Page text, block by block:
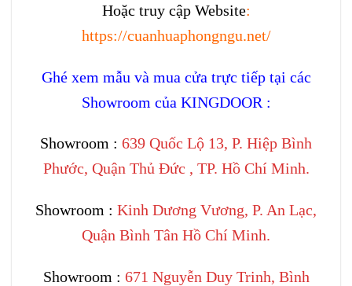
Hoặc truy cập Website:
https://cuanhuaphongngu.net/
Ghé xem mẫu và mua cửa trực tiếp tại các
Showroom của KINGDOOR :
Showroom : 639 Quốc Lộ 13, P. Hiệp Bình
Phước, Quận Thủ Đức , TP. Hồ Chí Minh.
Showroom : Kinh Dương Vương, P. An Lạc,
Quận Bình Tân Hồ Chí Minh.
Showroom : 671 Nguyễn Duy Trinh, Bình